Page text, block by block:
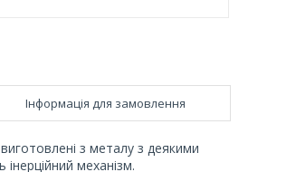
Інформація для замовлення
з металу з деякими
механізм.